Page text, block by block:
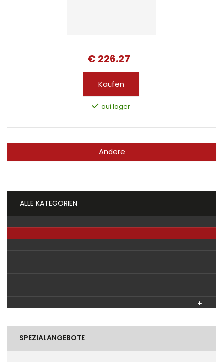
€ 226.27
Kaufen
auf lager
Andere
ALLE KATEGORIEN
SPEZIALANGEBOTE